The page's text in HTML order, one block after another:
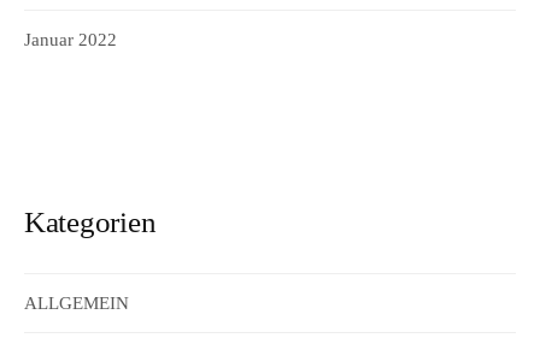
Januar 2022
Kategorien
ALLGEMEIN